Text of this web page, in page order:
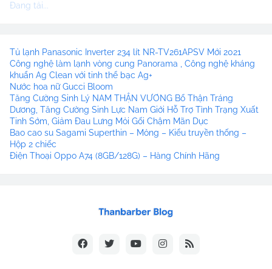
Đang tải...
Tủ lạnh Panasonic Inverter 234 lít NR-TV261APSV Mới 2021
Công nghệ làm lạnh vòng cung Panorama , Công nghệ kháng
khuẩn Ag Clean với tinh thể bạc Ag+
Nước hoa nữ Gucci Bloom
Tăng Cường Sinh Lý NAM THẬN VƯƠNG Bổ Thận Tráng
Dương, Tăng Cường Sinh Lực Nam Giới Hỗ Trợ Tình Trạng Xuất
Tinh Sớm, Giảm Đau Lưng Mỏi Gối Chậm Mãn Dục
Bao cao su Sagami Superthin – Mỏng – Kiểu truyền thống –
Hộp 2 chiếc
Điện Thoại Oppo A74 (8GB/128G) – Hàng Chính Hãng